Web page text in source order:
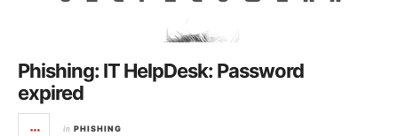
Phishing: IT HelpDesk: Password
expired
in PHISHING